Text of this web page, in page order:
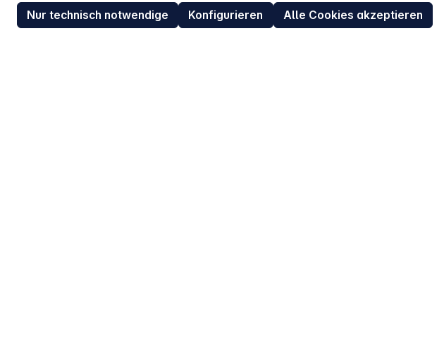
Versand und Zahlung
Sendungsverfolgung
AGB
Datenschutz
Nur technisch notwendige Konfigurieren Alle Cookies akzeptieren